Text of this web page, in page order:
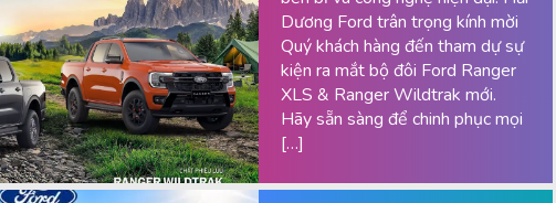
Dương Ford trân trọng kính mời
Quý khách hàng đến tham dự sự
kiện ra mắt bộ đôi Ford Ranger
XLS & Ranger Wildtrak mới.
Hãy sẵn sàng để chinh phục mọi
[…]